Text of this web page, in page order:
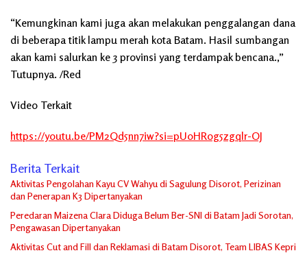
“Kemungkinan kami juga akan melakukan penggalangan dana
di beberapa titik lampu merah kota Batam. Hasil sumbangan
akan kami salurkan ke 3 provinsi yang terdampak bencana.,”
Tutupnya. /Red
Video Terkait
https://youtu.be/PM2Qd5nn7iw?si=pUoHR0g5zgqlr-OJ
Berita Terkait
Aktivitas Pengolahan Kayu CV Wahyu di Sagulung Disorot, Perizinan
dan Penerapan K3 Dipertanyakan
Peredaran Maizena Clara Diduga Belum Ber-SNI di Batam Jadi Sorotan,
Pengawasan Dipertanyakan
Aktivitas Cut and Fill dan Reklamasi di Batam Disorot, Team LIBAS Kepri